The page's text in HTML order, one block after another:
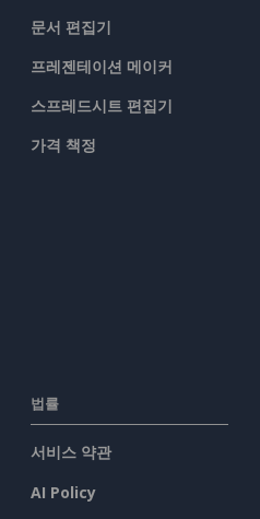
문서 편집기
프레젠테이션 메이커
스프레드시트 편집기
가격 책정
법률
서비스 약관
AI Policy